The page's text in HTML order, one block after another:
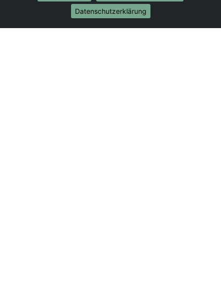
Internationale-Umzüge
Umzug von Bochum nach Brasilien
Datenschutzerklärung